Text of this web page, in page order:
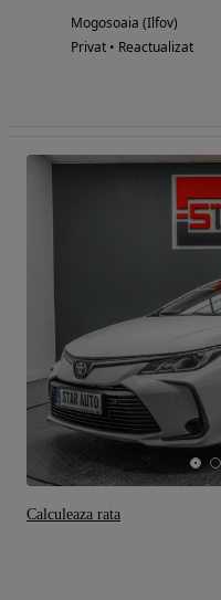
Mogosoaia (Ilfov)
Privat • Reactualizat
Calculeaza rata